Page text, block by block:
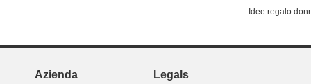
Idee regalo
Azienda Legals